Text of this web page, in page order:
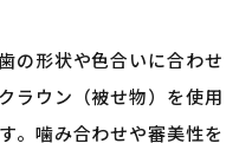
の形状や色合いに合わせ
ラウン（被せ物）を使用
。噛み合わせや審美性を